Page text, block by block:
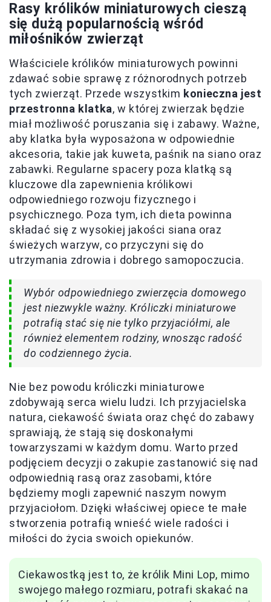
Rasy królików miniaturowych cieszą
się dużą popularnością wśród
miłośników zwierząt
Właściciele królików miniaturowych powinni
zdawać sobie sprawę z różnorodnych potrzeb
tych zwierząt. Przede wszystkim konieczna jest
przestronna klatka, w której zwierzak będzie
miał możliwość poruszania się i zabawy. Ważne,
aby klatka była wyposażona w odpowiednie
akcesoria, takie jak kuweta, paśnik na siano oraz
zabawki. Regularne spacery poza klatką są
kluczowe dla zapewnienia królikowi
odpowiedniego rozwoju fizycznego i
psychicznego. Poza tym, ich dieta powinna
składać się z wysokiej jakości siana oraz
świeżych warzyw, co przyczyni się do
utrzymania zdrowia i dobrego samopoczucia.
Wybór odpowiedniego zwierzęcia domowego
jest niezwykle ważny. Króliczki miniaturowe
potrafią stać się nie tylko przyjaciółmi, ale
również elementem rodziny, wnosząc radość
do codziennego życia.
Nie bez powodu króliczki miniaturowe
zdobywają serca wielu ludzi. Ich przyjacielska
natura, ciekawość świata oraz chęć do zabawy
sprawiają, że stają się doskonałymi
towarzyszami w każdym domu. Warto przed
podjęciem decyzji o zakupie zastanowić się nad
odpowiednią rasą oraz zasobami, które
będziemy mogli zapewnić naszym nowym
przyjaciołom. Dzięki właściwej opiece te małe
stworzenia potrafią wnieść wiele radości i
miłości do życia swoich opiekunów.
Ciekawostką jest to, że królik Mini Lop, mimo
swojego małego rozmiaru, potrafi skakać na